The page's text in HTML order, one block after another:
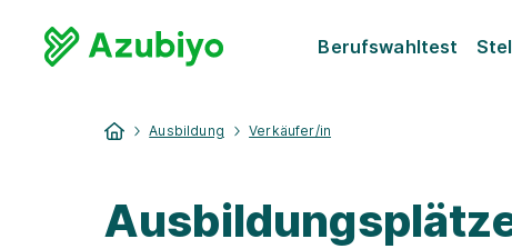
Berufswahltest
Ausbildung Verkäufer/in